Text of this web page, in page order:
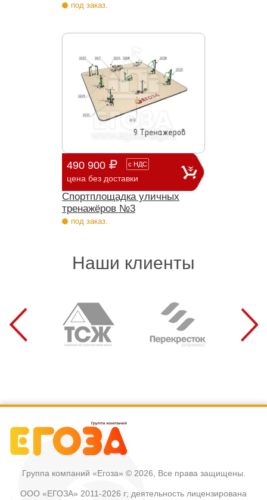
под заказ.
490 900 с НДС
цена без доставки
Спортплощадка уличных
тренажёров №3
под заказ.
Наши клиенты
Группа компаний «Егоза» © 2026, Все права защищены.
ООО «ЕГОЗА» 2011-2026 г; деятельность лицензирована